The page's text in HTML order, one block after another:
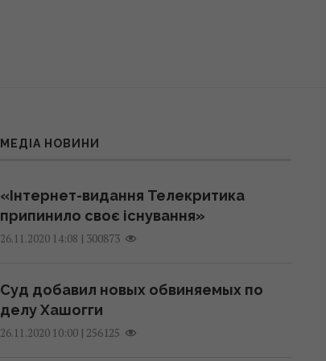
МЕДІА НОВИНИ
«Інтернет-видання Телекритика
припинило своє існування»
26.11.2020 14:08 | 300873
Суд добавил новых обвиняемых по
делу Хашогги
26.11.2020 10:00| 256125